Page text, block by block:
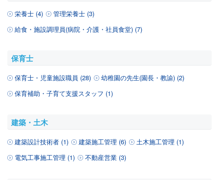
栄養士 (4)
管理栄養士 (3)
給食・施設調理員(病院・介護・社員食堂) (7)
保育士
保育士・児童施設職員 (28)
幼稚園の先生(園長・教諭) (2)
保育補助・子育て支援スタッフ (1)
建築・土木
建築設計技術者 (1) 建築施工管理 (6)
土木施工管理 (1)
電気工事施工管理 (1)
不動産営業 (3)